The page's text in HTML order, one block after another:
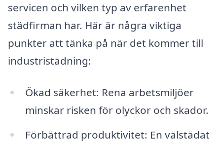
servicen och vilken typ av erfarenhet
städfirman har. Här är några viktiga
punkter att tänka på när det kommer till
industristädning:
Ökad säkerhet: Rena arbetsmiljöer
minskar risken för olyckor och skador.
Förbättrad produktivitet: En välstädat